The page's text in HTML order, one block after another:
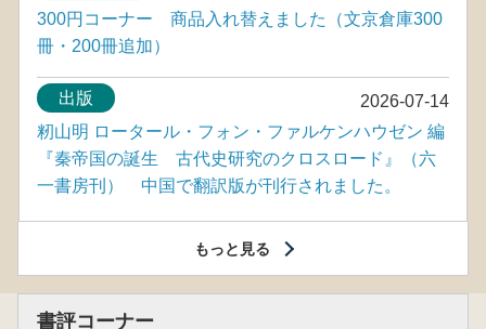
300円コーナー 商品入れ替えました（文京倉庫300
冊・200冊追加）
2026-07-14
出版
籾山明 ロータール・フォン・ファルケンハウゼン 編
『秦帝国の誕生 古代史研究のクロスロード』（六
一書房刊） 中国で翻訳版が刊行されました。
もっと見る
書評コーナー